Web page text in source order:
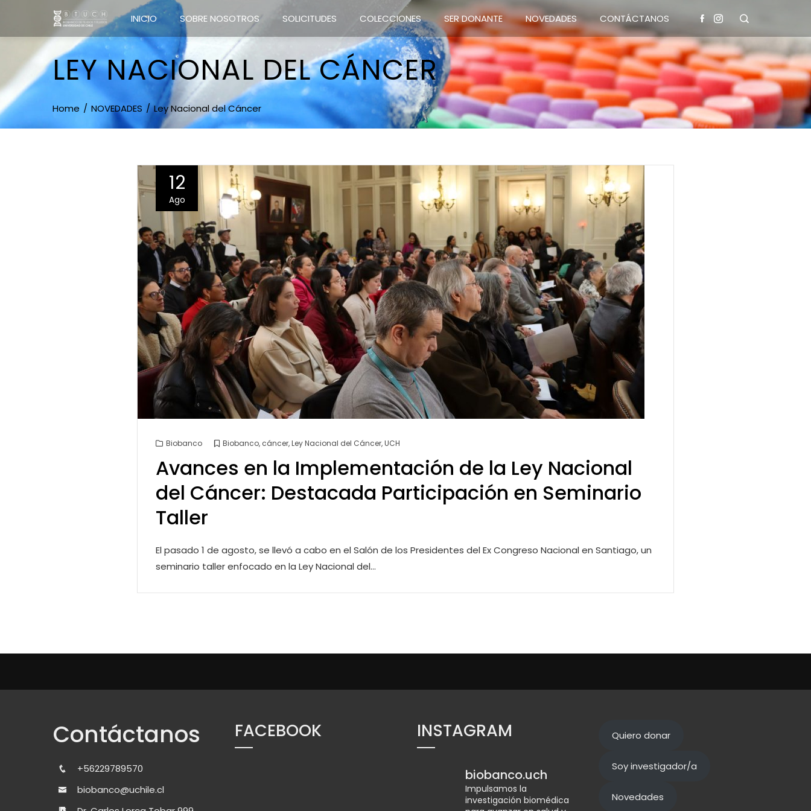
INICIO SOBRE NOSOTROS SOLICITUDES COLECCIONES SER DONANTE NOVEDADES CONTÁCTANOS
LEY NACIONAL DEL CÁNCER
Home NOVEDADES Ley Nacional del Cáncer
12
Ago
Biobanco Biobanco, cáncer,Ley Nacional del Cáncer,UCH
Avances en la Implementación de la Ley Nacional
del Cáncer: Destacada Participación en Seminario
Taller
El pasado 1 de agosto, se llevó a cabo en el Salón de los Presidentes del Ex Congreso Nacional en Santiago, un
seminario taller enfocado en la Ley Nacional del…
Contáctanos
+56229789570
biobanco@uchile.cl
FACEBOOK INSTAGRAM
biobanco.uch
Impulsamos la
investigación biomédica
Quiero donar
Soy investigador/a
Novedades